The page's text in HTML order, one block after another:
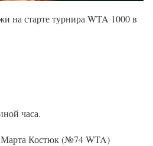
на старте турнира WTA 1000 в
часа.
Марта Костюк (№74 WTA)